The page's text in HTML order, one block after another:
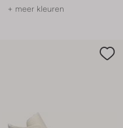
+ meer kleuren